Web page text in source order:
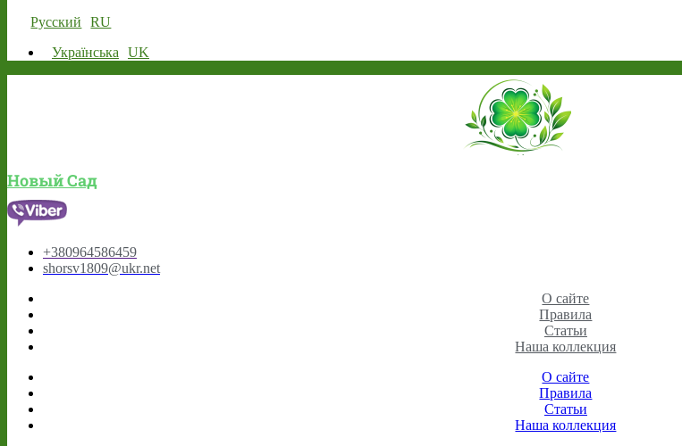
Русский
RU
Українська
UK
Новый Сад
+380964586459
shorsv1809@ukr.net
О сайте
Правила
Статьи
Наша коллекция
О сайте
Правила
Статьи
Наша коллекция